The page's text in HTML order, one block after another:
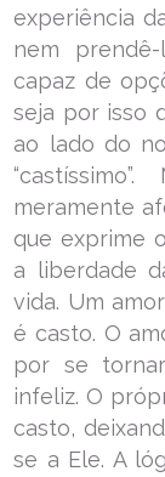
experiência
nem
capaz de
seja por isso
ao lado do
meramente
que exprime
a liberdade
vida. Um
é casto. O
por se
infeliz. O
casto,
se a Ele. A